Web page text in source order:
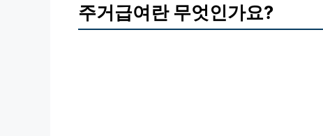
주거급여란 무엇인가요?